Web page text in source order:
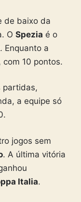
de baixo da
O Spezia é o
Enquanto a
com 10 pontos.
partidas,
a equipe só
jogos sem
. A última vitória
Italia.